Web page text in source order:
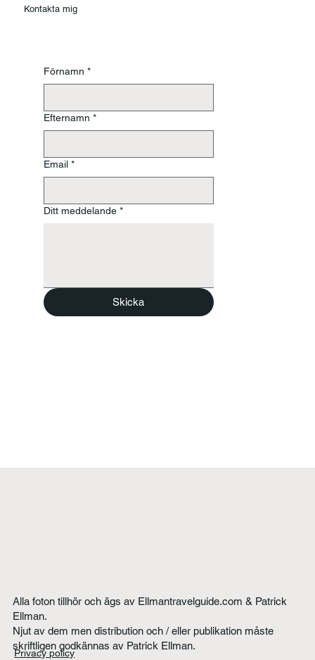
Kontakta mig
Förnamn *
Efternamn *
Email *
Ditt meddelande *
Skicka
Alla foton tillhör och ägs av Ellmantravelguide.com & Patrick
Ellman.
Njut av dem men distribution och / eller publikation måste
skriftligen godkännas av Patrick Ellman.
Privacy policy